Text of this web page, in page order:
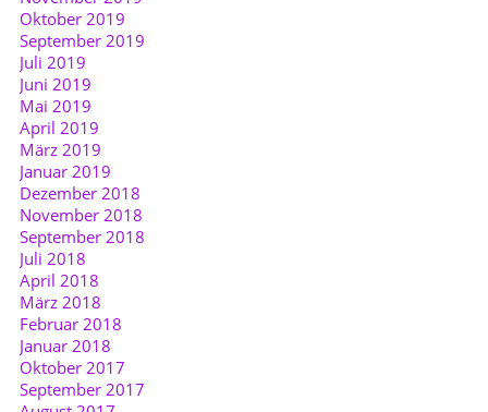
Oktober 2019
September 2019
Juli 2019
Juni 2019
Mai 2019
April 2019
März 2019
Januar 2019
Dezember 2018
November 2018
September 2018
Juli 2018
April 2018
März 2018
Februar 2018
Januar 2018
Oktober 2017
September 2017